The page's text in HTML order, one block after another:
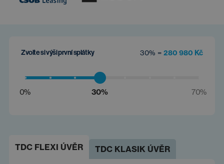
Zvolte si výši první splátky 30% = 280 980 Kč
0% 30% 70%
TDC FLEXI ÚVĚR TDC KLASIK ÚVĚR